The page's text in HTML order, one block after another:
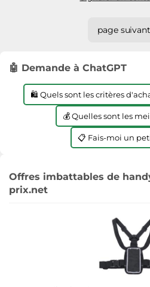
page
🤖 Demande à ChatGPT
🛍️ Quels sont les critères
💰 Quelles sont les
📋 Fais-moi un
Offres imbattables de
prix.net